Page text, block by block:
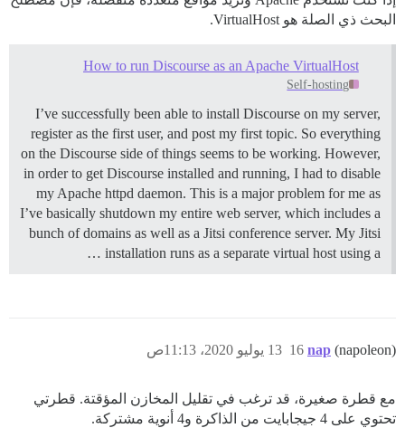
البحث ذي الصلة هو VirtualHost.
How to run Discourse as an Apache VirtualHost
Self-hosting
I’ve successfully been able to install Discourse on my server,
register as the first user, and post my first topic. So everything
on the Discourse side of things seems to be working. However,
in order to get Discourse installed and running, I had to disable
my Apache httpd daemon. This is a major problem for me as
I’ve basically shutdown my entire web server, which includes a
bunch of domains as well as a Jitsi conference server. My Jitsi
installation runs as a separate virtual host using a …
nap (napoleon) 13 يوليو 2020، 11:13ص 16
مع قطرة صغيرة، قد ترغب في تقليل المخازن المؤقتة. قطرتي
تحتوي على 4 جيجابايت من الذاكرة و4 أنوية مشتركة.